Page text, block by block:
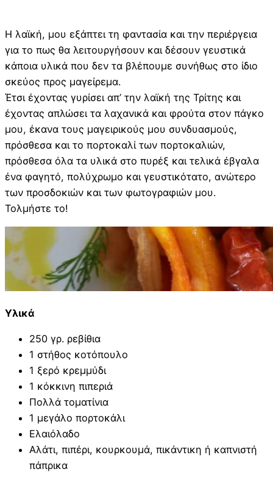
Η λαϊκή, μου εξάπτει τη φαντασία και την περιέργεια
για το πως θα λειτουργήσουν και δέσουν γευστικά
κάποια υλικά που δεν τα βλέπουμε συνήθως στο ίδιο
σκεύος προς μαγείρεμα.
Έτσι έχοντας γυρίσει απ’ την λαϊκή της Τρίτης και
έχοντας απλώσει τα λαχανικά και φρούτα στον πάγκο
μου, έκανα τους μαγειρικούς μου συνδυασμούς,
πρόσθεσα και το πορτοκαλί των πορτοκαλιών,
πρόσθεσα όλα τα υλικά στο πυρέξ και τελικά έβγαλα
ένα φαγητό, πολύχρωμο και γευστικότατο, ανώτερο
των προσδοκιών και των φωτογραφιών μου.
Τολμήστε το!
Υλικά
250 γρ. ρεβίθια
1 στήθος κοτόπουλο
1 ξερό κρεμμύδι
1 κόκκινη πιπεριά
Πολλά τοματίνια
1 μεγάλο πορτοκάλι
Ελαιόλαδο
Αλάτι, πιπέρι, κουρκουμά, πικάντικη ή καπνιστή
πάπρικα